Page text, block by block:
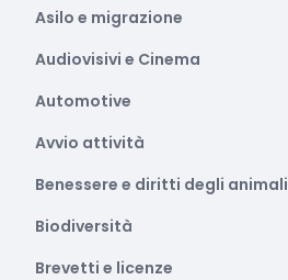
Asilo e migrazione
Audiovisivi e Cinema
Automotive
Avvio attività
Benessere e diritti degli animali
Biodiversità
Brevetti e licenze